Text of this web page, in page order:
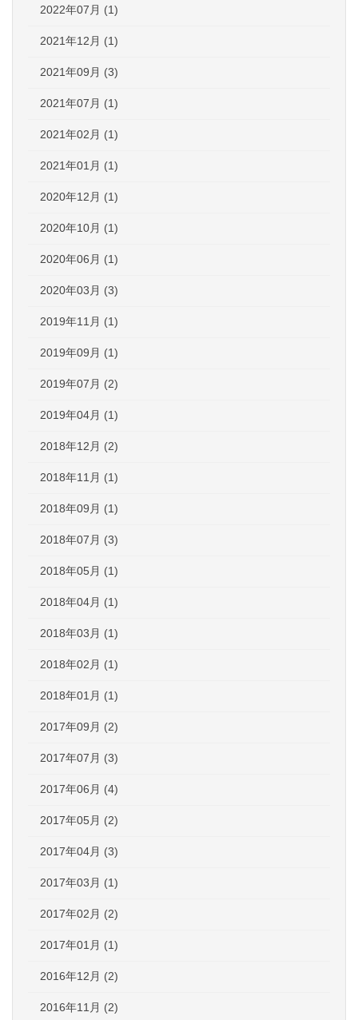
2022年07月 (1)
2021年12月 (1)
2021年09月 (3)
2021年07月 (1)
2021年02月 (1)
2021年01月 (1)
2020年12月 (1)
2020年10月 (1)
2020年06月 (1)
2020年03月 (3)
2019年11月 (1)
2019年09月 (1)
2019年07月 (2)
2019年04月 (1)
2018年12月 (2)
2018年11月 (1)
2018年09月 (1)
2018年07月 (3)
2018年05月 (1)
2018年04月 (1)
2018年03月 (1)
2018年02月 (1)
2018年01月 (1)
2017年09月 (2)
2017年07月 (3)
2017年06月 (4)
2017年05月 (2)
2017年04月 (3)
2017年03月 (1)
2017年02月 (2)
2017年01月 (1)
2016年12月 (2)
2016年11月 (2)